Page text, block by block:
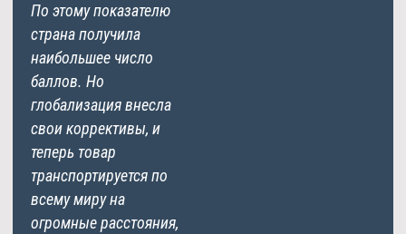
По этому показателю
страна получила
наибольшее число
баллов. Но
глобализация внесла
свои коррективы, и
теперь товар
транспортируется по
всему миру на
огромные расстояния,